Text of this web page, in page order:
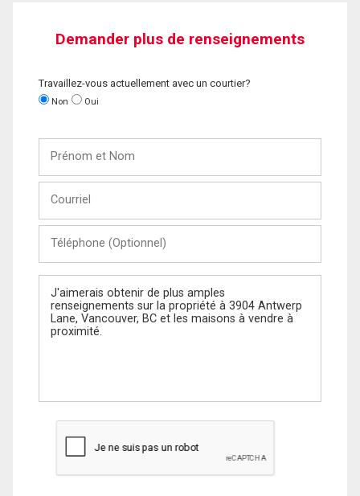
Demander plus de renseignements
Travaillez-vous actuellement avec un courtier?
Non Oui
Nom
(Optionnel)
Message